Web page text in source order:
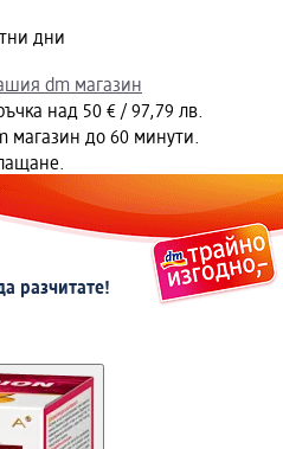
дни
dm магазин
над 50 € / 97,79 лв.
магазин до 60 минути.
разчитате!